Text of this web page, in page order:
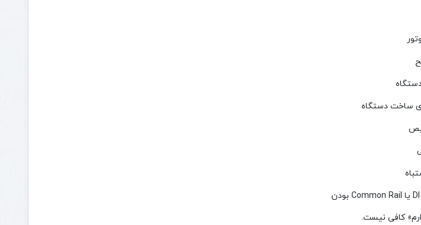
ساخت دستگاه
کافی نیست.